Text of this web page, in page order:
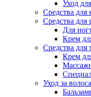
Уход
Средства для
Средства для
Для
Крем
Средства для
Крем
Уход за